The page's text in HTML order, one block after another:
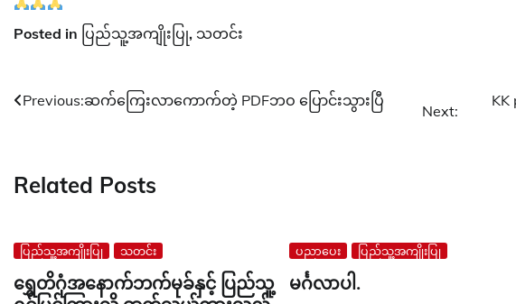
Posted in ပြည်သူ့အကျိုးပြု, သတင်း
Post
Previous:ဆက်ကြေးလာကောက်တဲ့ PDFဘဝ ပြောင်းသွားပြီ
Next:
Related Posts
ပြည်သူ့အကျိုးပြု သတင်း
ရွှေတိဂုံအနောက်ဘက်မုခ်နှင့် ပြည်သူ့
ပညာပေး ပြည်သူ့အကျိုးပြု
မင်္ဂလာပါ.